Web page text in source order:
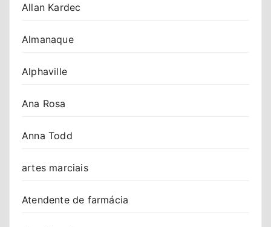
Allan Kardec
Almanaque
Alphaville
Ana Rosa
Anna Todd
artes marciais
Atendente de farmácia